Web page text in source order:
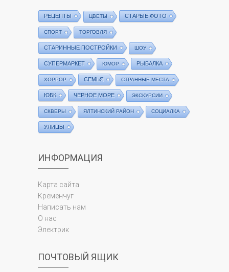
РЕЦЕПТЫ ЦВЕТЫ СТАРЫЕ ФОТО
СПОРТ ТОРГОВЛЯ
СТАРИННЫЕ ПОСТРОЙКИ ШОУ
СУПЕРМАРКЕТ ЮМОР РЫБАЛКА
ХОРРОР СЕМЬЯ СТРАННЫЕ МЕСТА
ЮБК ЧЕРНОЕ МОРЕ ЭКСКУРСИИ
СКВЕРЫ ЯЛТИНСКИЙ РАЙОН СОЦИАЛКА
УЛИЦЫ
ИНФОРМАЦИЯ
Карта сайта
Кременчуг
Написать нам
О нас
Электрик
ПОЧТОВЫЙ ЯЩИК